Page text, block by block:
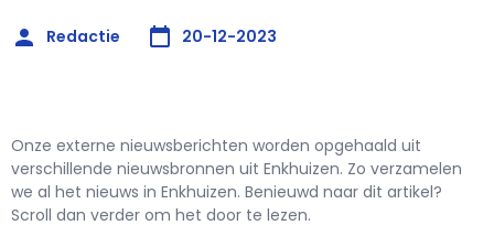
Redactie 20-12-2023
Onze externe nieuwsberichten worden opgehaald uit
verschillende nieuwsbronnen uit Enkhuizen. Zo verzamelen
we al het nieuws in Enkhuizen. Benieuwd naar dit artikel?
Scroll dan verder om het door te lezen.